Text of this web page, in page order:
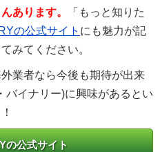
あります。
「もっと知りた
の公式サイト にも魅力が記
みてください。
業者なら今後も期待が出来
バイナリー)に興味があるとい
の公式サイト